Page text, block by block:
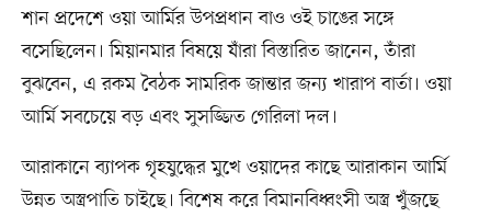
শান প্রদেশে ওয়া আর্মির উপপ্রধান বাও ওই চাঙের সঙ্গে
বসেছিলেন। মিয়ানমার বিষয়ে যাঁরা বিস্তারিত জানেন, তাঁরা
বুঝবেন, এ রকম বৈঠক সামরিক জান্তার জন্য খারাপ বার্তা। ওয়া
আর্মি সবচেয়ে বড় এবং সুসজ্জিত গেরিলা দল।
আরাকানে ব্যাপক গৃহযুদ্ধের মুখে ওয়াদের কাছে আরাকান আর্মি
উন্নত অস্ত্রপাতি চাইছে। বিশেষ করে বিমানবিধ্বংসী অস্ত্র খুঁজছে